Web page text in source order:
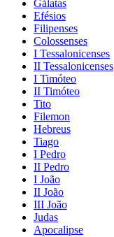
Gálatas
Efésios
Filipenses
Colossenses
I Tessalonicenses
II Tessalonicenses
I Timóteo
II Timóteo
Tito
Filemon
Hebreus
Tiago
I Pedro
II Pedro
I João
II João
III João
Judas
Apocalipse